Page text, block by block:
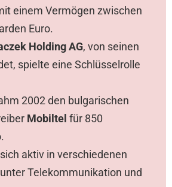
einem Vermögen zwischen
Euro.
Holding AG, von seinen
spielte eine Schlüsselrolle
2002 den bulgarischen
Mobiltel für 850
aktiv in verschiedenen
Telekommunikation und